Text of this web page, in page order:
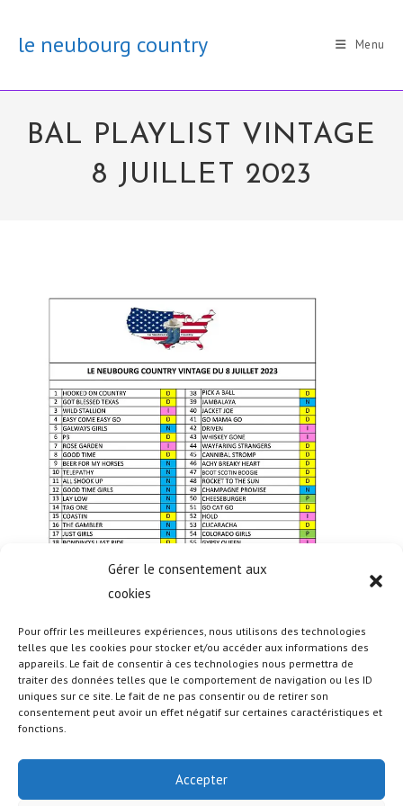
Gérer le consentement aux
cookies
Pour offrir les meilleures expériences, nous utilisons des technologies
telles que les cookies pour stocker et/ou accéder aux informations des
appareils. Le fait de consentir à ces technologies nous permettra de
traiter des données telles que le comportement de navigation ou les ID
uniques sur ce site. Le fait de ne pas consentir ou de retirer son
consentement peut avoir un effet négatif sur certaines caractéristiques et
fonctions.
Accepter
contentle neubourg country Menu
BAL PLAYLIST VINTAGE
8 JUILLET 2023